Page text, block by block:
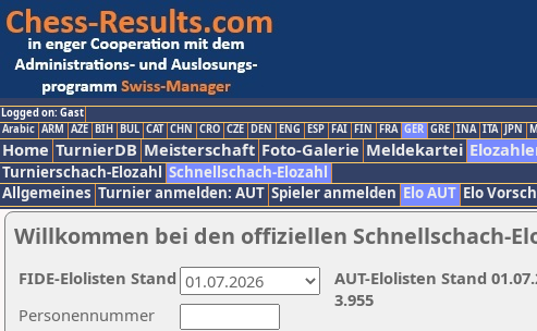
Logged on: Gast
Arabic ARM AZE BIH BUL CAT CHN CRO CZE DEN ENG ESP FAI FIN FRA GER GRE INA ITA JPN
Home TurnierDB Meisterschaft Foto-Galerie Meldekartei
Turnierschach-Elozahl Schnellschach-Elozahl
Allgemeines Turnier anmelden: AUT Spieler anmelden Elo AUT Elo
Willkommen bei den offiziellen Schnellschach-
Personennummer
AUT-Elolisten Stand
3.955
FIDE-Elolisten Stand